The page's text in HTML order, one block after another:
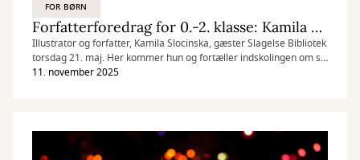
FOR BØRN
Forfatterforedrag for 0.-2. klasse: Kamila Slocinska
Illustrator og forfatter, Kamila Slocinska, gæster Slagelse Bibliotek
torsdag 21. maj. Her kommer hun og fortæller indskolingen om sit
arbejde som illustrator og forfatter.
11. november 2025